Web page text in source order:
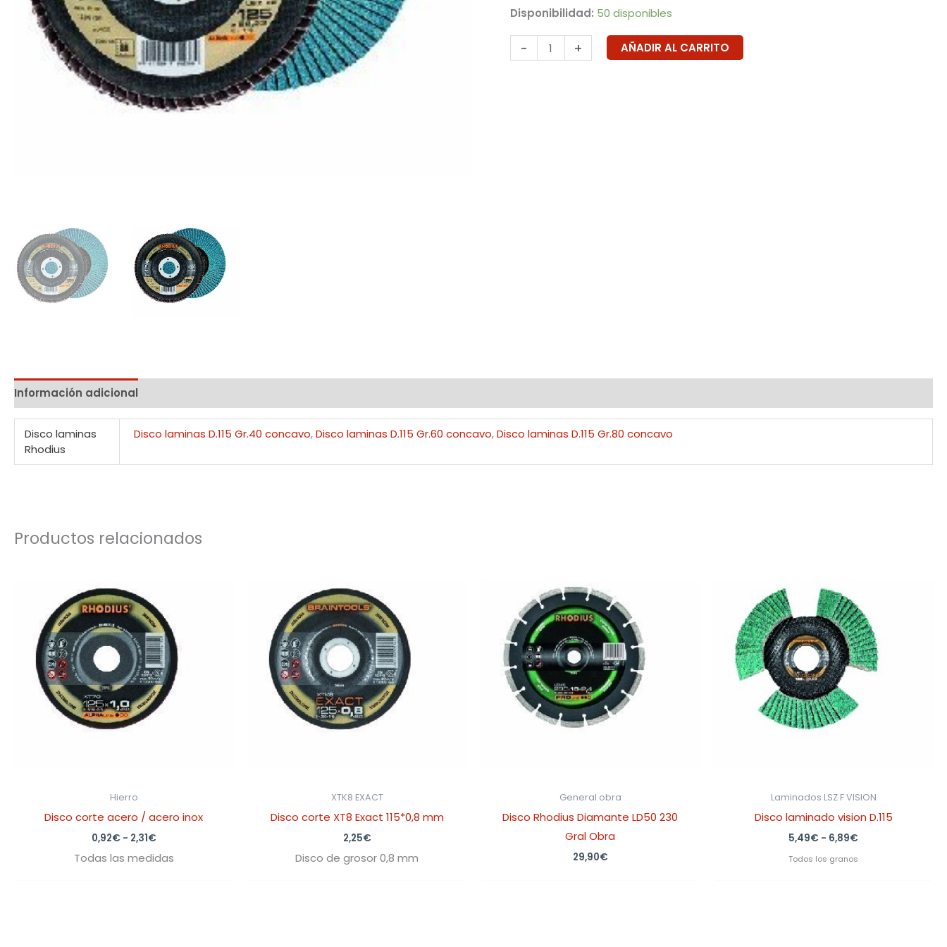
Disponibilidad: 50 disponibles
- + AÑADIR AL CARRITO
Información adicional
Disco laminas
Rhodius
Disco laminas D.115 Gr.40 concavo,Disco laminas D.115 Gr.60 concavo,Disco laminas D.115 Gr.80 concavo
Productos relacionados
Hierro
Disco corte acero / acero inox
0,92€ - 2,31€
desde
0,92€
hasta
2,31€
Todas las medidas
XTK8 EXACT
Disco corte XT8 Exact 115*0,8 mm
2,25€
Disco de grosor 0,8 mm
General obra
Disco Rhodius Diamante LD50 230
Gral Obra
29,90€
Laminados LSZ F VISION
Disco laminado vision D.115
5,49€ - 6,89€
desde
5,49€
hasta
6,89€
Todos los granos